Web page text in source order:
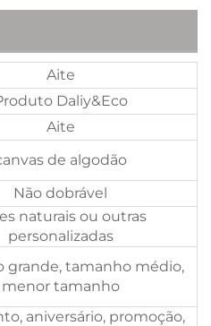
Aite
Daliy&Eco
Aite
de algodão
Não dobrável
naturais ou outras
personalizadas
grande, tamanho médio,
menor tamanho
aniversário, promoção,